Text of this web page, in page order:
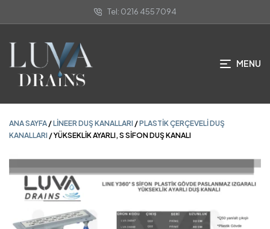
Tel: 0216 455 7094
MENU
ANA SAYFA/LINEER DUŞ KANALLARI/PLASTIK ÇERÇEVELI DUŞ
ANA SAYFA /LINEER DUŞ KANALLARI /PLASTIK ÇERÇEVELI DUŞ
KANALLARI / YÜKSEKLİK AYARLI, S SİFON DUŞ KANALI